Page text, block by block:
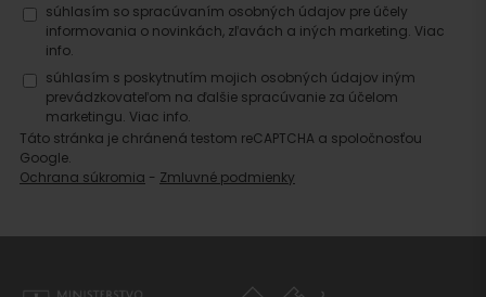
súhlasím so spracúvaním osobných údajov pre účely
informovania o novinkách, zľavách a iných marketing. Viac
info.
súhlasím s poskytnutím mojich osobných údajov iným
prevádzkovateľom na ďalšie spracúvanie za účelom
marketingu. Viac info.
Táto stránka je chránená testom reCAPTCHA a spoločnosťou
Google.
Ochrana súkromia - Zmluvné podmienky